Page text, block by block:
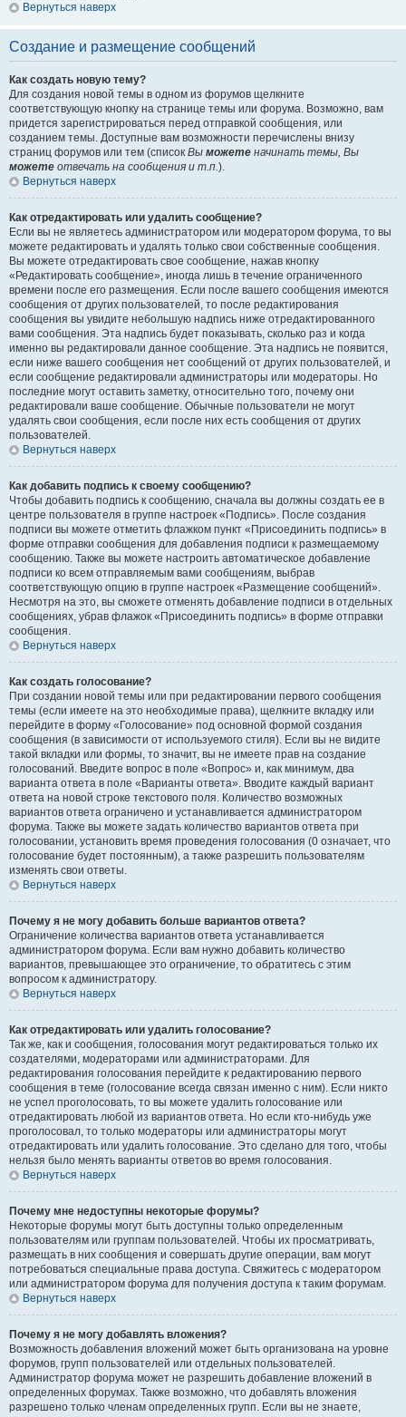
Вернуться наверх
Создание и размещение сообщений
Как создать новую тему?
Для создания новой темы в одном из форумов щелкните
соответствующую кнопку на странице темы или форума. Возможно, вам
придется зарегистрироваться перед отправкой сообщения, или
созданием темы. Доступные вам возможности перечислены внизу
страниц форумов или тем (список Вы можете начинать темы, Вы
можете отвечать на сообщения и т.п.).
Вернуться наверх
Как отредактировать или удалить сообщение?
Если вы не являетесь администратором или модератором форума, то вы
можете редактировать и удалять только свои собственные сообщения.
Вы можете отредактировать свое сообщение, нажав кнопку
«Редактировать сообщение», иногда лишь в течение ограниченного
времени после его размещения. Если после вашего сообщения имеются
сообщения от других пользователей, то после редактирования
сообщения вы увидите небольшую надпись ниже отредактированного
вами сообщения. Эта надпись будет показывать, сколько раз и когда
именно вы редактировали данное сообщение. Эта надпись не появится,
если ниже вашего сообщения нет сообщений от других пользователей, и
если сообщение редактировали администраторы или модераторы. Но
последние могут оставить заметку, относительно того, почему они
редактировали ваше сообщение. Обычные пользователи не могут
удалять свои сообщения, если после них есть сообщения от других
пользователей.
Вернуться наверх
Как добавить подпись к своему сообщению?
Чтобы добавить подпись к сообщению, сначала вы должны создать ее в
центре пользователя в группе настроек «Подпись». После создания
подписи вы можете отметить флажком пункт «Присоединить подпись» в
форме отправки сообщения для добавления подписи к размещаемому
сообщению. Также вы можете настроить автоматическое добавление
подписи ко всем отправляемым вами сообщениям, выбрав
соответствующую опцию в группе настроек «Размещение сообщений».
Несмотря на это, вы сможете отменять добавление подписи в отдельных
сообщениях, убрав флажок «Присоединить подпись» в форме отправки
сообщения.
Вернуться наверх
Как создать голосование?
При создании новой темы или при редактировании первого сообщения
темы (если имеете на это необходимые права), щелкните вкладку или
перейдите в форму «Голосование» под основной формой создания
сообщения (в зависимости от используемого стиля). Если вы не видите
такой вкладки или формы, то значит, вы не имеете прав на создание
голосований. Введите вопрос в поле «Вопрос» и, как минимум, два
варианта ответа в поле «Варианты ответа». Вводите каждый вариант
ответа на новой строке текстового поля. Количество возможных
вариантов ответа ограничено и устанавливается администратором
форума. Также вы можете задать количество вариантов ответа при
голосовании, установить время проведения голосования (0 означает, что
голосование будет постоянным), а также разрешить пользователям
изменять свои ответы.
Вернуться наверх
Почему я не могу добавить больше вариантов ответа?
Ограничение количества вариантов ответа устанавливается
администратором форума. Если вам нужно добавить количество
вариантов, превышающее это ограничение, то обратитесь с этим
вопросом к администратору.
Вернуться наверх
Как отредактировать или удалить голосование?
Так же, как и сообщения, голосования могут редактироваться только их
создателями, модераторами или администраторами. Для
редактирования голосования перейдите к редактированию первого
сообщения в теме (голосование всегда связан именно с ним). Если никто
не успел проголосовать, то вы можете удалить голосование или
отредактировать любой из вариантов ответа. Но если кто-нибудь уже
проголосовал, то только модераторы или администраторы могут
отредактировать или удалить голосование. Это сделано для того, чтобы
нельзя было менять варианты ответов во время голосования.
Вернуться наверх
Почему мне недоступны некоторые форумы?
Некоторые форумы могут быть доступны только определенным
пользователям или группам пользователей. Чтобы их просматривать,
размещать в них сообщения и совершать другие операции, вам могут
потребоваться специальные права доступа. Свяжитесь с модератором
или администратором форума для получения доступа к таким форумам.
Вернуться наверх
Почему я не могу добавлять вложения?
Возможность добавления вложений может быть организована на уровне
форумов, групп пользователей или отдельных пользователей.
Администратор форума может не разрешить добавление вложений в
определенных форумах. Также возможно, что добавлять вложения
разрешено только членам определенных групп. Если вы не знаете,